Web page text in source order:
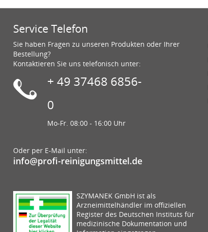
Service Telefon
Sie haben Fragen zu unseren Produkten oder Ihrer
Bestellung?
Kontaktieren Sie uns telefonisch unter:
+ 49 37468 6856-
0
Mo-Fr. 08:00 - 16:00 Uhr
Oder per E-Mail unter:
info@profi-reinigungsmittel.de
SZYMANEK GmbH ist als
Arzneimittelhändler im offiziellen
Register des Deutschen Instituts für
medizinische Dokumentation und